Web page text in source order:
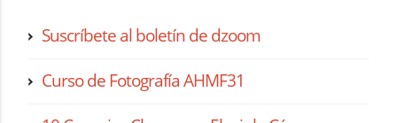
Suscríbete al boletín de dzoom
Curso de Fotografía AHMF31